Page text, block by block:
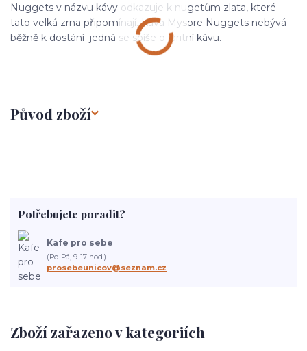
Nuggets v názvu kávy odkazuje k nugetům zlata, které
tato velká zrna připomínají. Káva Mysore Nuggets nebývá
běžně k dostání jedná se spíše o raritní kávu.
Původ zboží
Zboží zařazeno v kategoriích
Potřebujete poradit?
Kafe pro sebe
(Po-Pá, 9-17 hod.)
prosebeunicov@seznam.cz